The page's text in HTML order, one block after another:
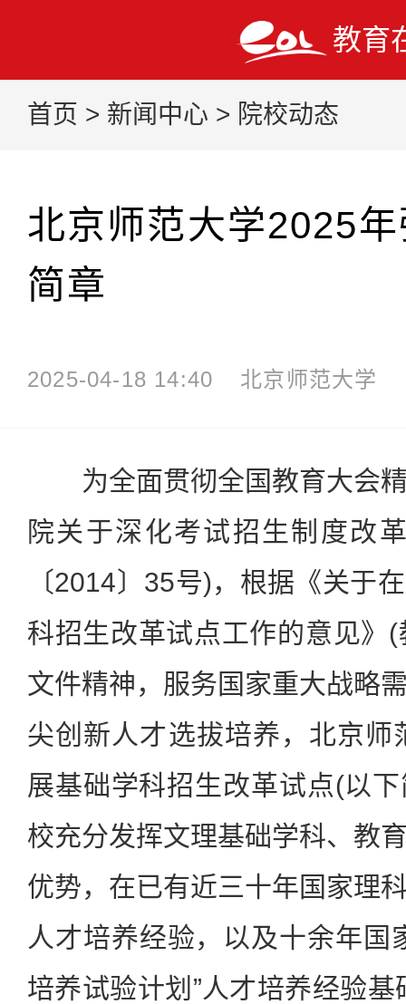
教育
首页 > 新闻中心 > 院校动态
北京师范大学2025
简章
2025-04-18 14:40 北京师范大学
为全面贯彻全国教育大会精
院关于深化考试招生制度改
〔2014〕35号)，根据《关于
科招生改革试点工作的意见》
文件精神，服务国家重大战略
尖创新人才选拔培养，北京师
展基础学科招生改革试点(以下
校充分发挥文理基础学科、教
优势，在已有近三十年国家理
人才培养经验，以及十余年国
培养试验计划”人才培养经验基